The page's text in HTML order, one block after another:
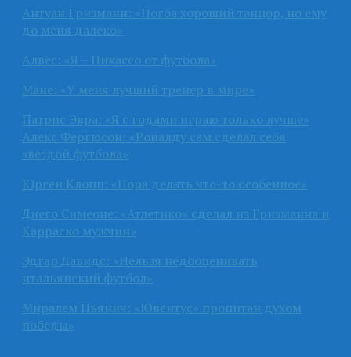
Антуан Гризманн: «Погба хороший танцор, но ему
до меня далеко»
Алвес: «Я – Пикассо от футбола»
Мане: «У меня лучший тренер в мире»
Патрис Эвра: «Я с годами играю только лучше»
Алекс Фергюсон: «Роналду сам сделал себя
звездой футбола»
Юрген Клопп: «Пора делать что-то особенное»
Диего Симеоне: «Атлетико» сделал из Гризманна и
Карраско мужчин»
Эдгар Давидс: «Нельзя недооценивать
итальянский футбол»
Миралем Пьянич: «Ювентус» пропитан духом
победы»